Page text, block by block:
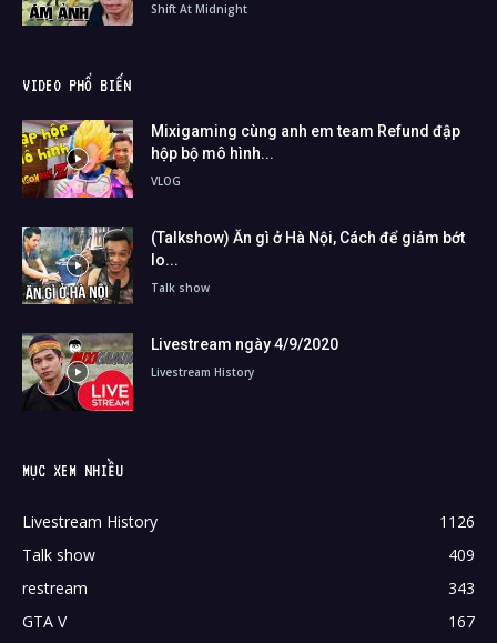
Shift At Midnight
VIDEO PHỔ BIẾN
Mixigaming cùng anh em team Refund đập
hộp bộ mô hình...
VLOG
(Talkshow) Ăn gì ở Hà Nội, Cách để giảm bớt
lo...
Talk show
Livestream ngày 4/9/2020
Livestream History
MỤC XEM NHIỀU
Livestream History
1126
Talk show
409
restream
343
GTA V
167